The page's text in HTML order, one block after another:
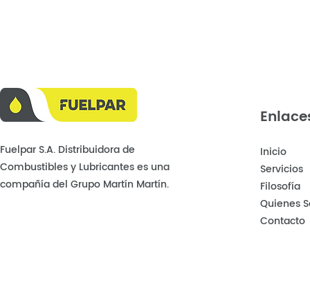
Fuelpar S.A. Distribuidora de
Combustibles y Lubricantes es una
compañía del Grupo Martín Martín.
Inicio
Servicios
Filosofía
Quienes
Contacto